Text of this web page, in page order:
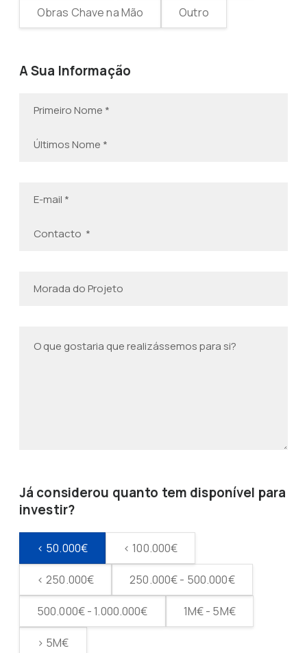
Obras Chave na Mão Outro
A Sua Informação
Já considerou quanto tem disponível para
investir?
< 50.000€ < 100.000€
< 250.000€ 250.000€ - 500.000€
500.000€ - 1.000.000€ 1M€ - 5M€
> 5M€